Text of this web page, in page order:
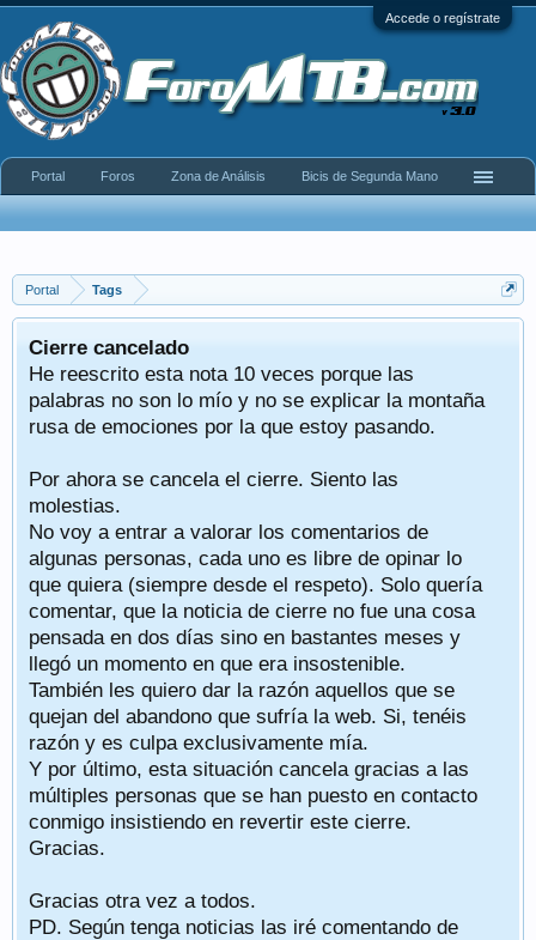
Accede o regístrate
Portal Tags
Cierre cancelado
He reescrito esta nota 10 veces porque las
palabras no son lo mío y no se explicar la montaña
rusa de emociones por la que estoy pasando.
Por ahora se cancela el cierre. Siento las
molestias.
No voy a entrar a valorar los comentarios de
algunas personas, cada uno es libre de opinar lo
que quiera (siempre desde el respeto). Solo quería
comentar, que la noticia de cierre no fue una cosa
pensada en dos días sino en bastantes meses y
llegó un momento en que era insostenible.
También les quiero dar la razón aquellos que se
quejan del abandono que sufría la web. Si, tenéis
razón y es culpa exclusivamente mía.
Y por último, esta situación cancela gracias a las
múltiples personas que se han puesto en contacto
conmigo insistiendo en revertir este cierre.
Gracias.
Gracias otra vez a todos.
PD. Según tenga noticias las iré comentando de
Portal Foros Zona de Análisis Bicis de Segunda Mano